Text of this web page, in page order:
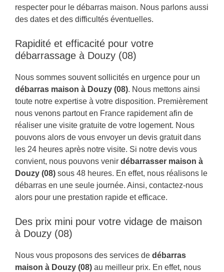
respecter pour le débarras maison. Nous parlons aussi
des dates et des difficultés éventuelles.
Rapidité et efficacité pour votre
débarrassage à Douzy (08)
Nous sommes souvent sollicités en urgence pour un
débarras maison à Douzy (08). Nous mettons ainsi
toute notre expertise à votre disposition. Premièrement
nous venons partout en France rapidement afin de
réaliser une visite gratuite de votre logement. Nous
pouvons alors de vous envoyer un devis gratuit dans
les 24 heures après notre visite. Si notre devis vous
convient, nous pouvons venir débarrasser maison à
Douzy (08) sous 48 heures. En effet, nous réalisons le
débarras en une seule journée. Ainsi, contactez-nous
alors pour une prestation rapide et efficace.
Des prix mini pour votre vidage de maison
à Douzy (08)
Nous vous proposons des services de débarras
maison à Douzy (08) au meilleur prix. En effet, nous